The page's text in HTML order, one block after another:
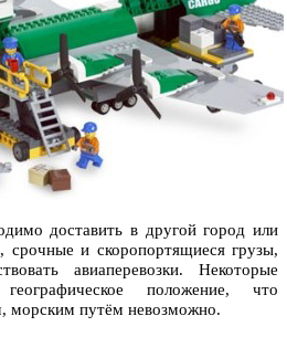
доставить в другой город или
срочные и скоропортящиеся грузы,
авиаперевозки. Некоторые
положение, что
морским путём невозможно.